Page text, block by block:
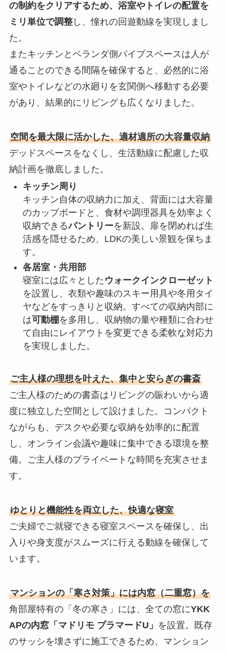
の制約をクリアするため、浴室やトイレの配置を
ミリ単位で調整し、憧れの回遊動線を実現しまし
た。
またキッチンとベランダ側パイプスペースは人が
通ることのできる間隔を確保すると、必然的に浴
室やトイレなどの水廻りを玄関側へ移動する必要
があり、結果的にリビングも広くなりました。
空間を最大限に活かした、適材適所の大容量収納
デッドスペースをなくし、生活動線に配慮した収
納計画を徹底しました。
キッチン周り
キッチン自体の収納力に加え、背面には大容量
のカップボードと、食材や調理器具を効率よく
収納できるパントリーを新設。扉を閉めれば生
活感を隠せるため、LDKの美しい景観を保ちま
す。
各居室・共用部
寝室には広々とした ウォークインクローゼット
を設置し、衣類や趣味のスキー用具や冬用タイ
ヤなどをすっきりと収納。すべての収納内部に
は可動棚 を多用し、収納物の量や種類に合わせ
て自由にレイアウトを変更できる柔軟な対応力
を実現しました。
ご主人様の理想を叶えた、集中と安らぎの書斎
ご主人様のための書斎はリビングの賑わいから適
度に独立した空間として設けました。コンパクト
ながらも、デスクや必要な収納を効率的に配置
し、オンライン会議や趣味に集中できる環境を整
備。ご主人様のプライベートな時間を充実させま
す。
ゆとりと機能性を両立した、快適な寝室
ご夫婦でご就寝できる寝室スペースを確保し、出
入りや身支度がスムーズに行える動線を確保して
います。
マンションの「寒さ対策」には内窓（二重窓）を
角部屋特有の「冬の寒さ」には、全ての窓にYKK
APの内窓「マドリモ プラマードU」 を設置。既存
のサッシを壊さずに施工できるため、マンション